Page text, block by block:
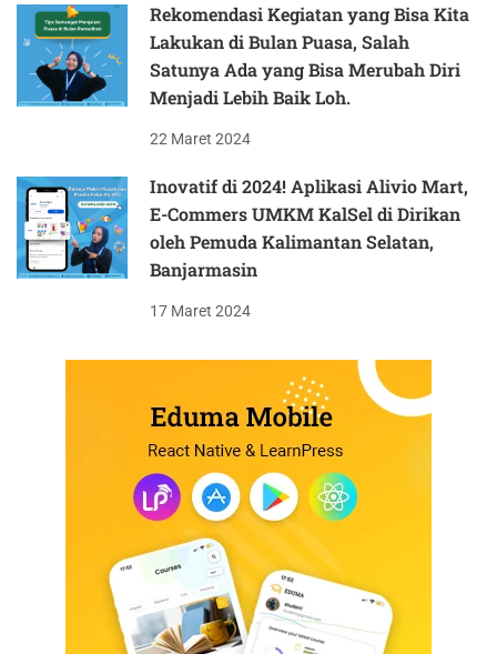
Rekomendasi Kegiatan yang Bisa Kita
Lakukan di Bulan Puasa, Salah
Satunya Ada yang Bisa Merubah Diri
Menjadi Lebih Baik Loh.
22 Maret 2024
Inovatif di 2024! Aplikasi Alivio Mart,
E-Commers UMKM KalSel di Dirikan
oleh Pemuda Kalimantan Selatan,
Banjarmasin
17 Maret 2024